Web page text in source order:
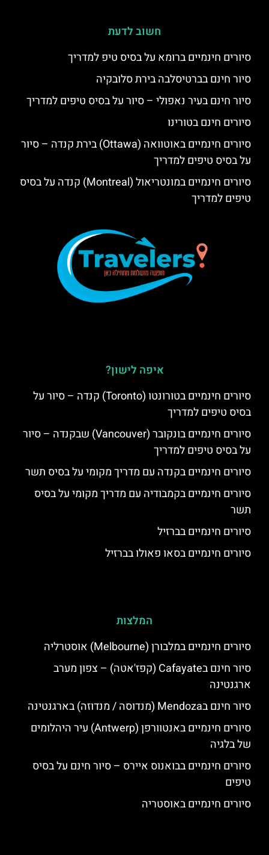
חשוב לדעת
סיורים חינמיים ברומא על בסיס טיפ למדריך
סיור חינם בברטיסלבה בירת סלובקיה
סיור חינם בעיר נאפולי – סיור על בסיס טיפים למדריך
סיורים חינם בטורינו
סיורים חינמיים באוטוואה (Ottawa) בירת קנדה – סיור
על בסיס טיפים למדריך
סיורים חינמיים במונטריאול (Montreal) קנדה על בסיס
טיפים למדריך
איפה לישון?
סיורים חינמיים בטורונטו (Toronto) קנדה – סיור על
בסיס טיפים למדריך
סיורים חינמיים בונקובר (Vancouver) שבקנדה – סיור
על בסיס טיפים למדריך
סיורים חינמיים בקנדה עם מדריך מקומי על בסיס תשר
סיורים חינמיים בקמבודיה עם מדריך מקומי על בסיס
תשר
סיורים חינמיים בברזיל
סיורים חינמיים בסאו פאולו בברזיל
המלצות
סיורים חינמיים במלבורן (Melbourne) אוסטרליה
סיור חינם בCafayate (קפז'אטה) – צפון מערב
ארגנטינה
סיור חינם בMendoza (מנדוסה / מנדוזה) בארגנטינה
סיורים חינמיים באנטוורפן (Antwerp) עיר היהלומים
של בלגיה
סיורים חינמיים בבואנוס איירס – סיור חינם על בסיס
טיפים
סיורים חינמיים באוסטריה